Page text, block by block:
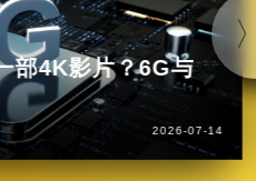
部4K影片？6G与
2026-07-14